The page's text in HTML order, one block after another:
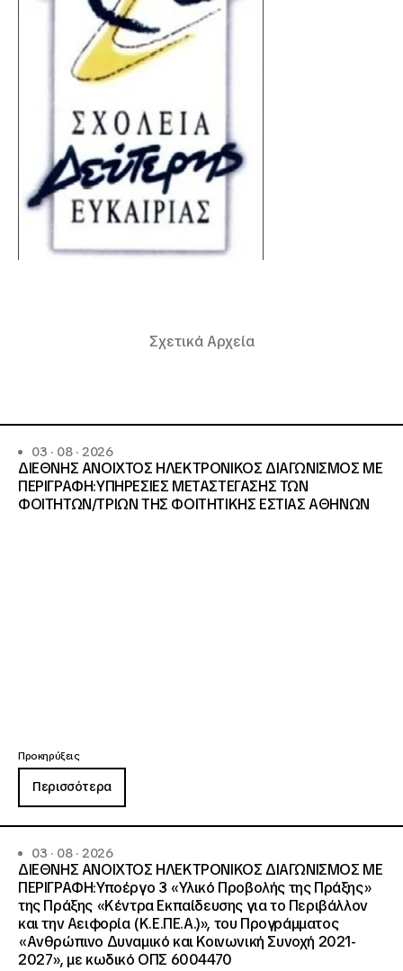
Σχετικά Αρχεία
03 · 08 · 2026
ΔΙΕΘΝΗΣ ΑΝΟΙΧΤΟΣ ΗΛΕΚΤΡΟΝΙΚΟΣ ΔΙΑΓΩΝΙΣΜΟΣ ΜΕ
ΠΕΡΙΓΡΑΦΗ:ΥΠΗΡΕΣΙΕΣ METAΣΤΕΓΑΣΗΣ ΤΩΝ
ΦΟΙΤΗΤΩΝ/ΤΡΙΩΝ ΤΗΣ ΦΟΙΤΗΤΙΚΗΣ ΕΣΤΙΑΣ ΑΘΗΝΩΝ
Προκηρύξεις
Περισσότερα
03 · 08 · 2026
ΔΙΕΘΝΗΣ ΑΝΟΙΧΤΟΣ ΗΛΕΚΤΡΟΝΙΚΟΣ ΔΙΑΓΩΝΙΣΜΟΣ ΜΕ
ΠΕΡΙΓΡΑΦΗ:Υποέργο 3 «Υλικό Προβολής της Πράξης»
της Πράξης «Κέντρα Εκπαίδευσης για το Περιβάλλον
και την Αειφορία (Κ.Ε.ΠΕ.Α.)», του Προγράμματος
«Ανθρώπινο Δυναμικό και Κοινωνική Συνοχή 2021-
2027», με κωδικό ΟΠΣ 6004470